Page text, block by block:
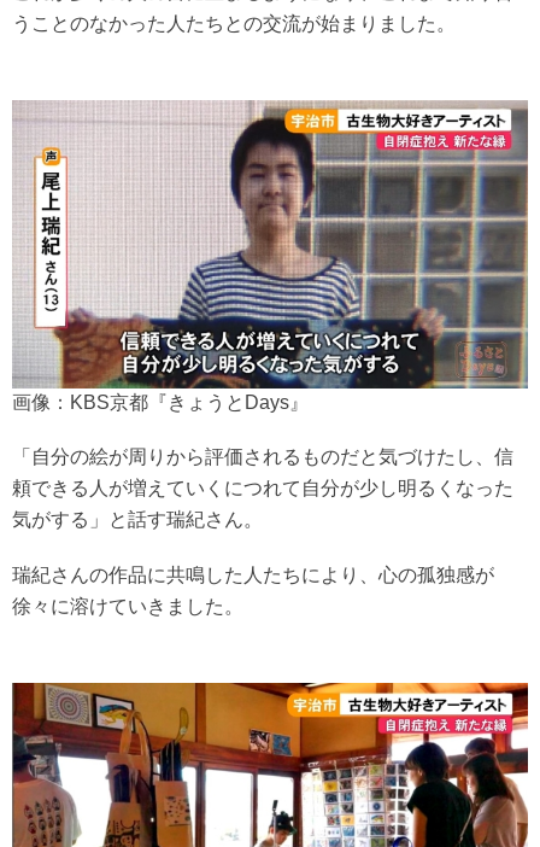
うことのなかった人たちとの交流が始まりました。
画像：KBS京都『きょうとDays』
「自分の絵が周りから評価されるものだと気づけたし、信
頼できる人が増えていくにつれて自分が少し明るくなった
気がする」と話す瑞紀さん。
瑞紀さんの作品に共鳴した人たちにより、心の孤独感が
徐々に溶けていきました。